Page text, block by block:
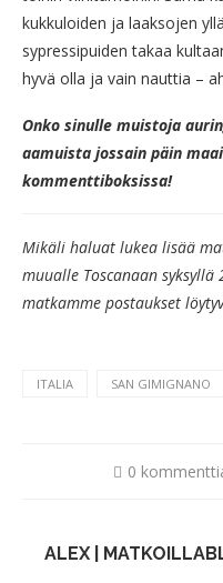
kukkuloiden ja laaksojen
sypressipuiden takaa
hyvä olla ja vain nauttia –
Onko sinulle muistoja
aamuista jossain päin
kommenttiboksissa!
Mikäli haluat lukea lisää
muualle Toscanaan
matkamme postaukset
ITALIA SAN GIMIGNANO
0
ALEX |